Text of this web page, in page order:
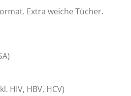
Extra weiche Tücher.
HIV, HBV, HCV)